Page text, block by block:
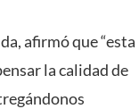
afirmó que “esta
la calidad de